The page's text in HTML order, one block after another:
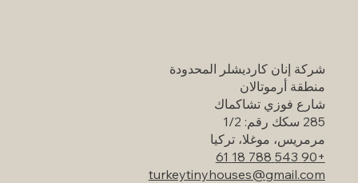
شركة إنان كارديشلر المحدودة
منطقة أرموتالان
شارع فوزي تشاكماك
285 سكك رقم: 1/2
مرمريس، موغلا، تركيا
+90 543 788 18 61
turkeytinyhouses@gmail.com